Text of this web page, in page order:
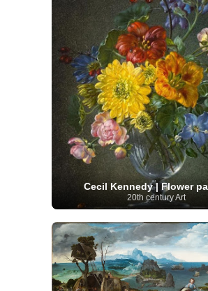
Cecil Kennedy | Flower
20th century Art